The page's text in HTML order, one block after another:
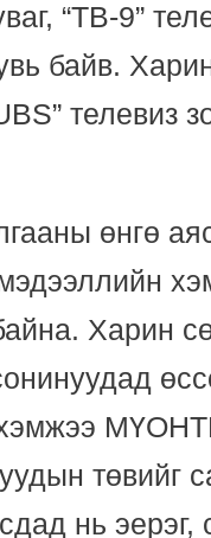
“ТВ-9”
байв.
телевиз
өнгө
Харин
төвийг
нь эерэг,